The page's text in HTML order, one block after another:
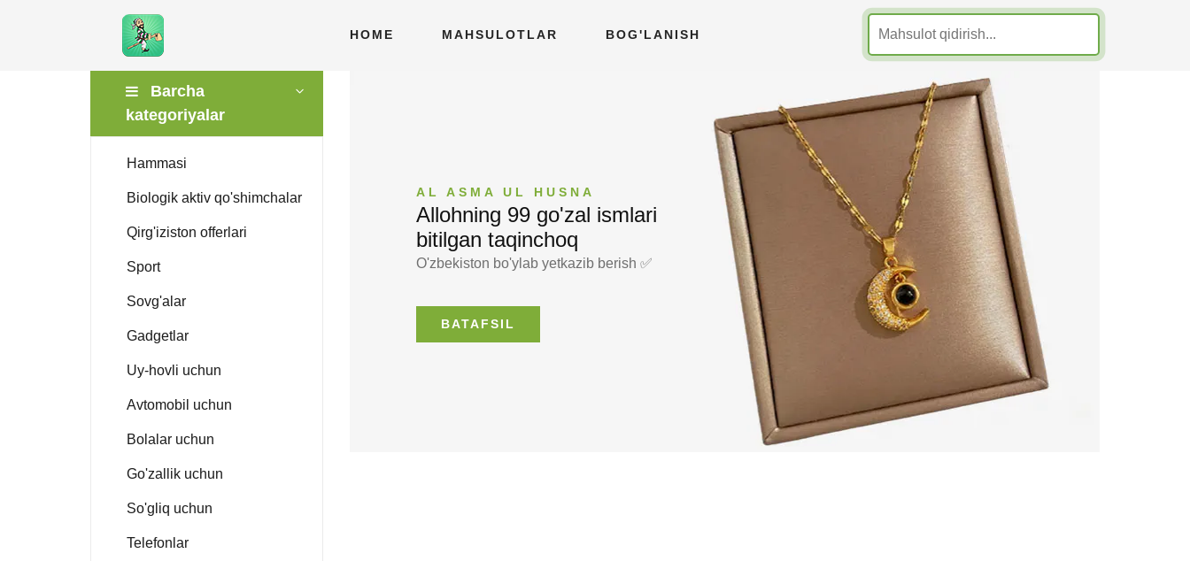
HOME MAHSULOTLAR BOG'LANISH
Barcha
kategoriyalar
Hammasi
Biologik aktiv qo'shimchalar
Qirg'iziston offerlari
Sport
Sovg'alar
Gadgetlar
Uy-hovli uchun
Avtomobil uchun
Bolalar uchun
Go'zallik uchun
So'gliq uchun
Telefonlar
AL ASMA UL HUSNA
Allohning 99 go'zal ismlari
bitilgan taqinchoq
O'zbekiston bo'ylab yetkazib berish ✅
BATAFSIL